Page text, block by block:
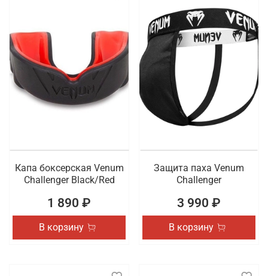
Капа боксерская Venum
Challenger Black/Red
1 890 ₽
В корзину
Защита паха Venum
Challenger
3 990 ₽
В корзину